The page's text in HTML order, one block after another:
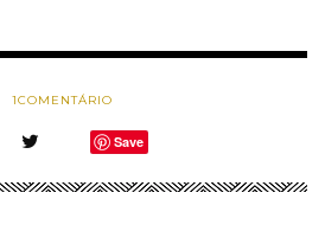
1COMENTÁRIO
Save